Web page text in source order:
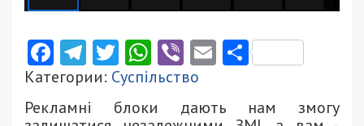
Facebook
Telegram
Twitter
WhatsApp
ViberEmail
Категории: Суспільство
Рекламні блоки дають нам змогу